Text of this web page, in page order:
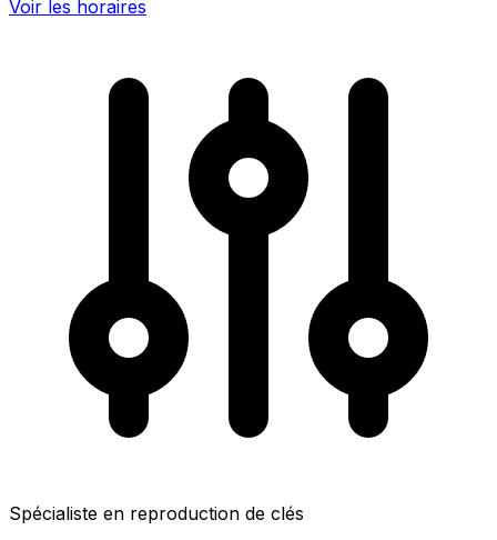
Voir les horaires
Spécialiste en reproduction de clés